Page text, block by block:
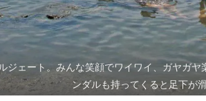
ジェート。みんな笑顔でワイワイ、ガヤガ
ンダルも持ってくると足下が